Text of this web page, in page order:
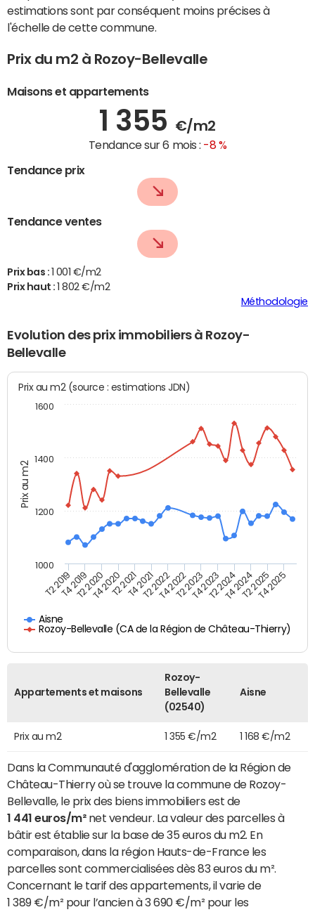
estimations sont par conséquent moins précises à
l'échelle de cette commune.
Prix du m2 à Rozoy-Bellevalle
Maisons et appartements
1 355 €/m2
Tendance sur 6 mois : -8 %
Tendance prix
Tendance ventes
Prix bas :
1 001 €/m2
Prix haut :
1 802 €/m2
Méthodologie
Evolution des prix immobiliers à Rozoy-
Bellevalle
Prix au m2
Prix au m2 (source : estimations JDN)
Aisne
Rozoy-Bellevalle (CA de la Région de Château-Thierry)
T2 2019T4 2019T2 2020T4 2020T2 2021T4 2021T2 2022T4 2022T2 2023T4 2023T2 2024T4 2024T2 2025T4 2025
1000
1200
1400
1600
Appartements et maisons
Rozoy-
Bellevalle
(02540)
Aisne
Prix au m2 1 355 €/m2 1 168 €/m2
Dans la Communauté d'agglomération de la Région de
Château-Thierry où se trouve la commune de Rozoy-
Bellevalle, le prix des biens immobiliers est de
1 441 euros/m²net vendeur. La valeur des parcelles à
bâtir est établie sur la base de 35 euros du m2. En
comparaison, dans la région Hauts-de-France les
parcelles sont commercialisées dès 83 euros du m².
Concernant le tarif des appartements, il varie de
1 389 €/m² pour l’ancien à 3 690 €/m² pour les